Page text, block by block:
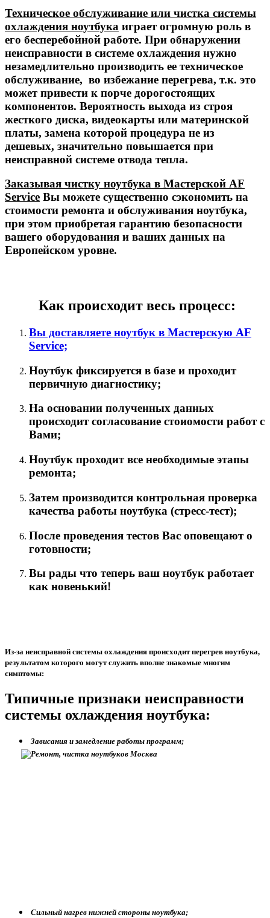
Техническое обслуживание или чистка системы
охлаждения ноутбука играет огромную роль в
его бесперебойной работе. При обнаружении
неисправности в системе охлаждения нужно
незамедлительно производить ее техническое
обслуживание, во избежание перегрева, т.к. это
может привести к порче дорогостоящих
компонентов. Вероятность выхода из строя
жесткого диска, видеокарты или материнской
платы, замена которой процедура не из
дешевых, значительно повышается при
неисправной системе отвода тепла.
Заказывая чистку ноутбука в Мастерской AF
Service Вы можете существенно сэкономить на
стоимости ремонта и обслуживания ноутбука,
при этом приобретая гарантию безопасности
вашего оборудования и ваших данных на
Европейском уровне.
Как происходит весь процесс:
Вы доставляете ноутбук в Мастерскую AF
Service;
Ноутбук фиксируется в базе и проходит
первичную диагностику;
На основании полученных данных
происходит согласование стоиомости работ с
Вами;
Ноутбук проходит все необходимые этапы
ремонта;
Затем производится контрольная проверка
качества работы ноутбука (стресс-тест);
После проведения тестов Вас оповещают о
готовности;
Вы рады что теперь ваш ноутбук работает
как новенький!
Из-за неисправной системы охлаждения происходит перегрев ноутбука,
результатом которого могут служить вполне знакомые многим
симптомы:
Типичные признаки неисправности
системы охлаждения ноутбука:
Зависания и замедление работы программ;
Сильный нагрев нижней стороны ноутбука;